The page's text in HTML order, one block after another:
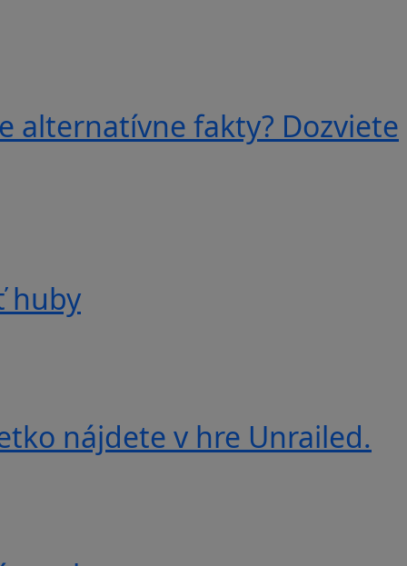
alternatívne fakty? Dozviete
huby
nájdete v hre Unrailed.